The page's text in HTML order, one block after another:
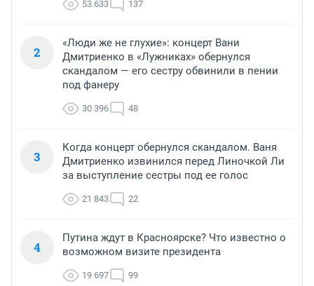
53 633 137
2
«Люди же не глухие»: концерт Вани
Дмитриенко в «Лужниках» обернулся
скандалом — его сестру обвинили в пении
под фанеру
30 396 48
3
Когда концерт обернулся скандалом. Ваня
Дмитриенко извинился перед Линочкой Ли
за выступление сестры под ее голос
21 843 22
4
Путина ждут в Красноярске? Что известно о
возможном визите президента
19 697 99